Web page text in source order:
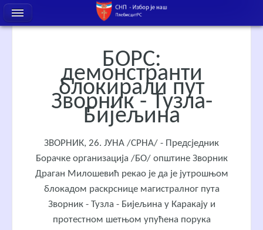
БОРС:
демонстранти
блокирали пут
Зворник - Тузла-
Бијељина
ЗВОРНИК, 26. ЈУНА /СРНА/ - Предсједник
Борачке организација /БО/ општине Зворник
Драган Милошевић рекао је да је јутрошњом
блокадом раскрснице магистралног пута
Зворник - Тузла - Бијељина у Каракају и
протестном шетњом упућена порука